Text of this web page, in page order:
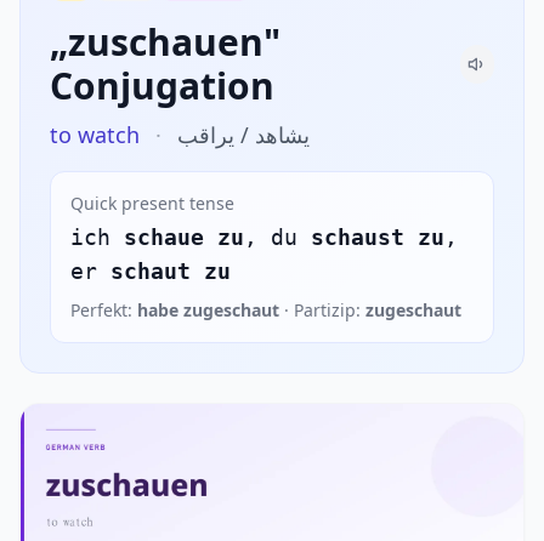
„zuschauen"
Conjugation
to watch · يشاهد / يراقب
Quick present tense
ich schaue zu , du schaust zu ,
er schaut zu
Perfekt: habe zugeschaut · Partizip: zugeschaut